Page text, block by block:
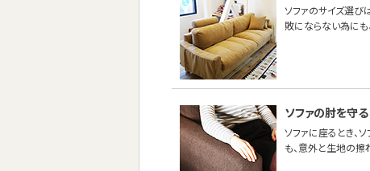
ソファのサイズ選び
敗にならない為に
ソファの肘を守る
ソファに座るとき、
も、意外と生地の擦